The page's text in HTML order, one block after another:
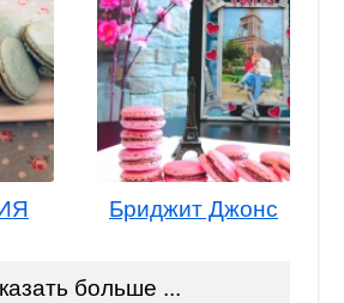
Бриджит Джонс
больше ...